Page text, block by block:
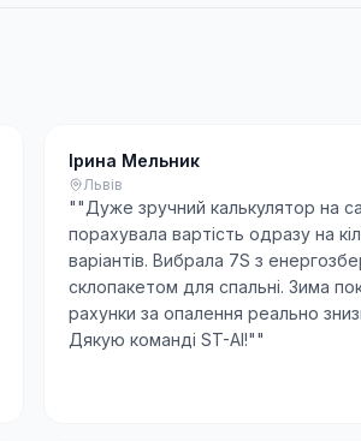
Ірина Мельник
Львів
""Дуже зручний калькулятор на
порахувала вартість одразу на
варіантів. Вибрала 7S з
склопакетом для спальні. Зима
рахунки за опалення реально
Дякую команді ST-AI!""